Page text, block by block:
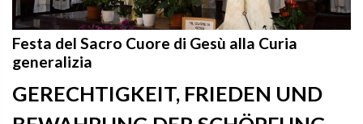
Festa del Sacro Cuore di Gesù alla Curia
generalizia
GERECHTIGKEIT, FRIEDEN UND